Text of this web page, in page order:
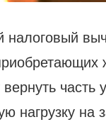
налоговый
вернуть
нагрузку на